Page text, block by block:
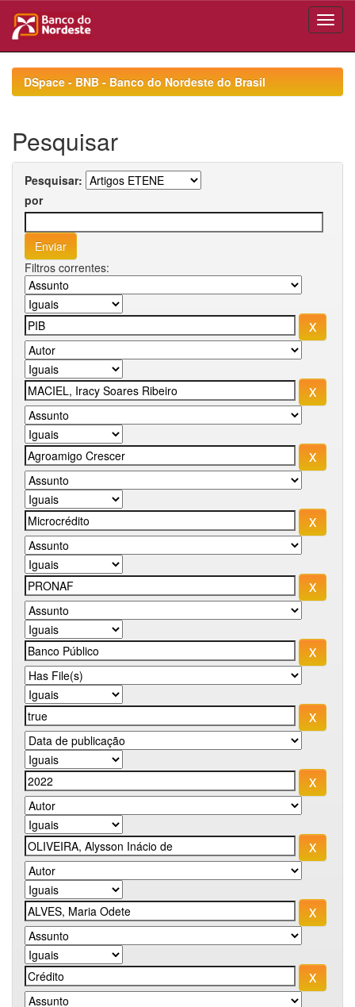
navigationDSpace - BNB - Banco do Nordeste do Brasil
Pesquisar
Pesquisar:
por
Filtros correntes: